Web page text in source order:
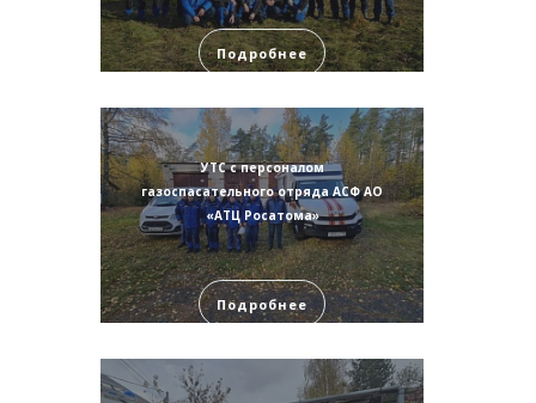
Подробнее
УТС с персоналом
газоспасательного отряда АСФ АО
«АТЦ Росатома»
Подробнее